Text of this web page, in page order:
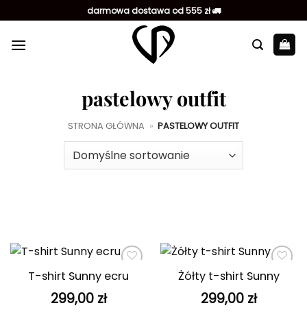
do
zawartości
darmowa dostawa od 555 zł 🚛
pastelowy outfit
STRONA GŁÓWNA » PASTELOWY OUTFIT
Dodaj do
ulubionych
T-shirt Sunny ecru
299,00 zł
Dodaj do
ulubionych
Żółty t-shirt Sunny
299,00 zł